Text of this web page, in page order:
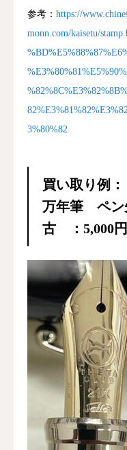
参考： https://
monn.com/kaisetu/
3%80%82
買い取り例
万年筆
古 ：5,000円